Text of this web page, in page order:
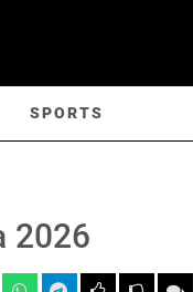
SPORTS
2026